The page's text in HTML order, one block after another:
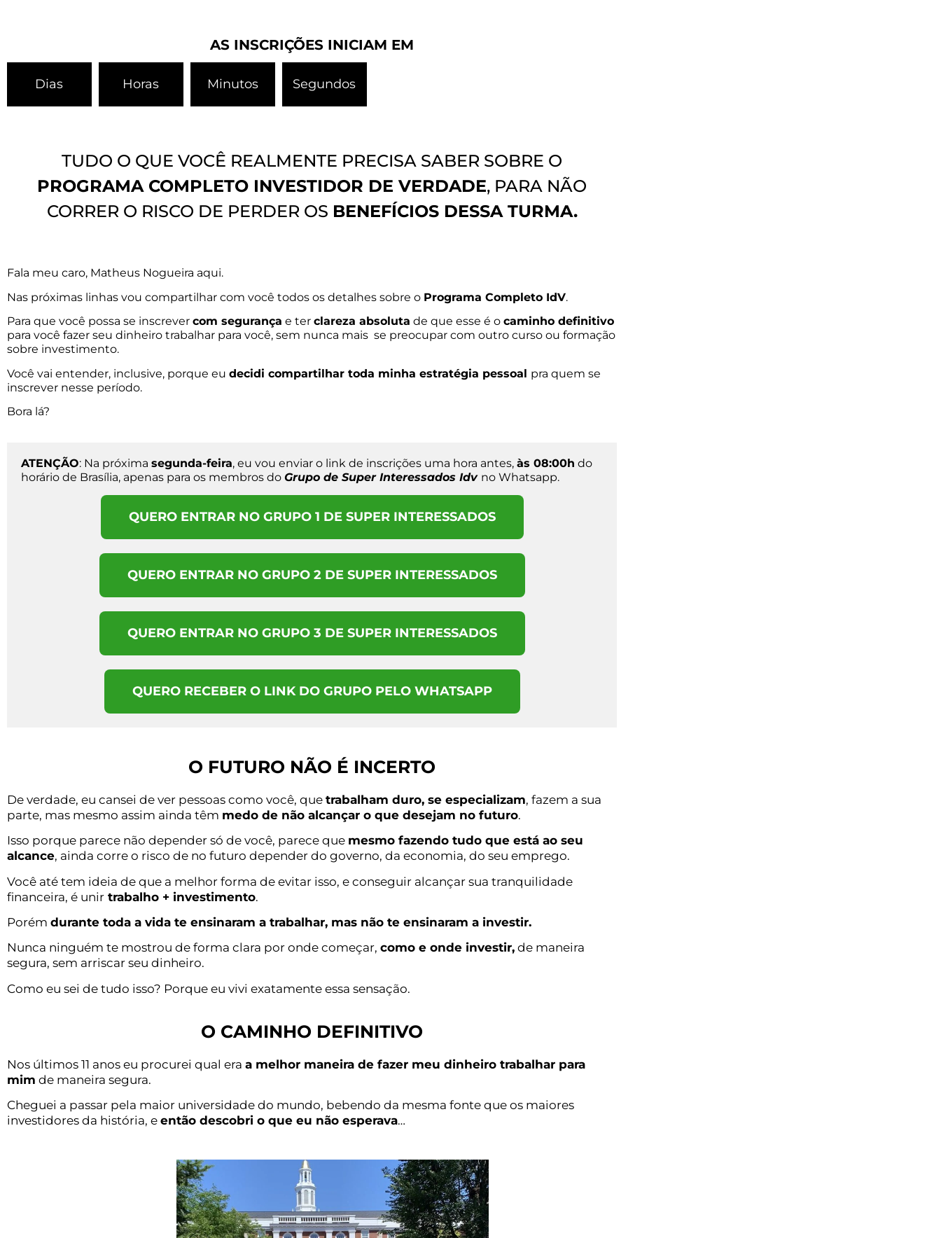
AS INSCRIÇÕES INICIAM EM
Dias Horas Minutos Segundos
TUDO O QUE VOCÊ REALMENTE PRECISA SABER SOBRE O
PROGRAMA COMPLETO INVESTIDOR DE VERDADE, PARA NÃO
CORRER O RISCO DE PERDER OS BENEFÍCIOS DESSA TURMA.
Fala meu caro, Matheus Nogueira aqui.
Nas próximas linhas vou compartilhar com você todos os detalhes sobre o Programa Completo IdV.
Para que você possa se inscrever com segurança e ter clareza absoluta de que esse é o caminho definitivo
para você fazer seu dinheiro trabalhar para você, sem nunca mais se preocupar com outro curso ou formação
sobre investimento.
Você vai entender, inclusive, porque eu decidi compartilhar toda minha estratégia pessoal pra quem se
inscrever nesse período.
Bora lá?
ATENÇÃO: Na próxima segunda-feira, eu vou enviar o link de inscrições uma hora antes, às 08:00h do
horário de Brasília, apenas para os membros do Grupo de Super Interessados Idv no Whatsapp.
QUERO ENTRAR NO GRUPO 1 DE SUPER INTERESSADOS
QUERO ENTRAR NO GRUPO 2 DE SUPER INTERESSADOS
QUERO ENTRAR NO GRUPO 3 DE SUPER INTERESSADOS
QUERO RECEBER O LINK DO GRUPO PELO WHATSAPP
O FUTURO NÃO É INCERTO
De verdade, eu cansei de ver pessoas como você, que trabalham duro, se especializam, fazem a sua
parte, mas mesmo assim ainda têm medo de não alcançar o que desejam no futuro.
Isso porque parece não depender só de você, parece que mesmo fazendo tudo que está ao seu
alcance, ainda corre o risco de no futuro depender do governo, da economia, do seu emprego.
Você até tem ideia de que a melhor forma de evitar isso, e conseguir alcançar sua tranquilidade
financeira, é unir trabalho + investimento.
Porém durante toda a vida te ensinaram a trabalhar, mas não te ensinaram a investir.
Nunca ninguém te mostrou de forma clara por onde começar, como e onde investir, de maneira
segura, sem arriscar seu dinheiro.
Como eu sei de tudo isso? Porque eu vivi exatamente essa sensação.
O CAMINHO DEFINITIVO
Nos últimos 11 anos eu procurei qual era a melhor maneira de fazer meu dinheiro trabalhar para
mim de maneira segura.
Cheguei a passar pela maior universidade do mundo, bebendo da mesma fonte que os maiores
investidores da história, e então descobri o que eu não esperava…